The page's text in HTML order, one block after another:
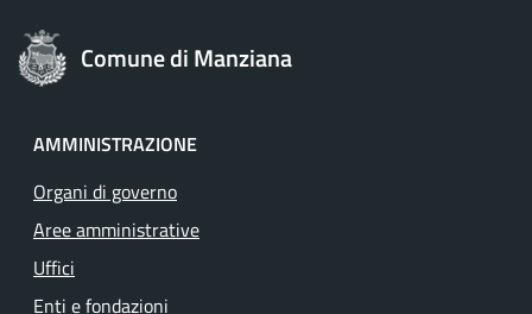
Comune di Manziana
AMMINISTRAZIONE
Organi di governo
Aree amministrative
Uffici
Enti e fondazioni